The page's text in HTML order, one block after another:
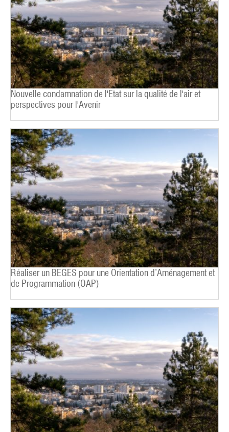
Nouvelle condamnation de l'Etat sur la qualité de l'air et
perspectives pour l'Avenir
Réaliser un BEGES pour une Orientation d’Aménagement et
de Programmation (OAP)